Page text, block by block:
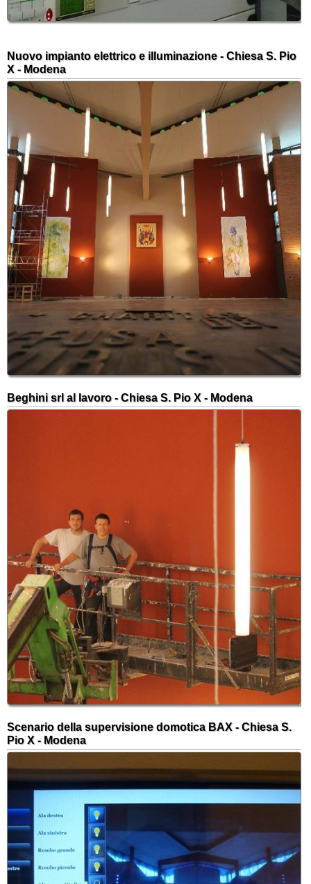
Nuovo impianto elettrico e illuminazione - Chiesa S. Pio
X - Modena
Beghini srl al lavoro - Chiesa S. Pio X - Modena
Scenario della supervisione domotica BAX - Chiesa S.
Pio X - Modena